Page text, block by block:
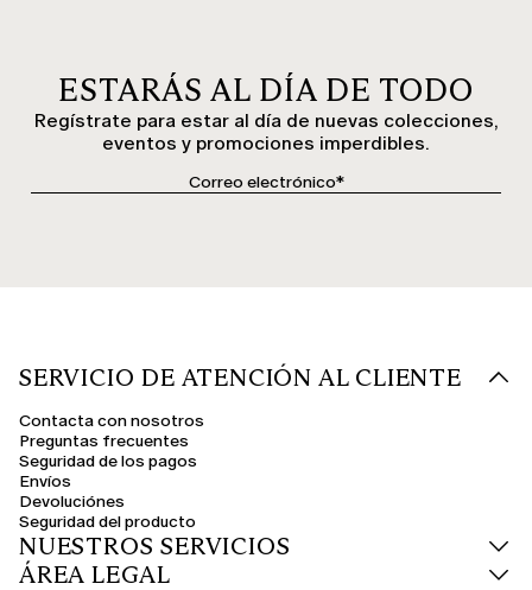
ESTARÁS AL DÍA DE TODO
Regístrate para estar al día de nuevas colecciones,
eventos y promociones imperdibles.
SERVICIO DE ATENCIÓN AL CLIENTE
Contacta con nosotros
Preguntas frecuentes
Seguridad de los pagos
Envíos
Devoluciónes
Seguridad del producto
NUESTROS SERVICIOS
ÁREA LEGAL